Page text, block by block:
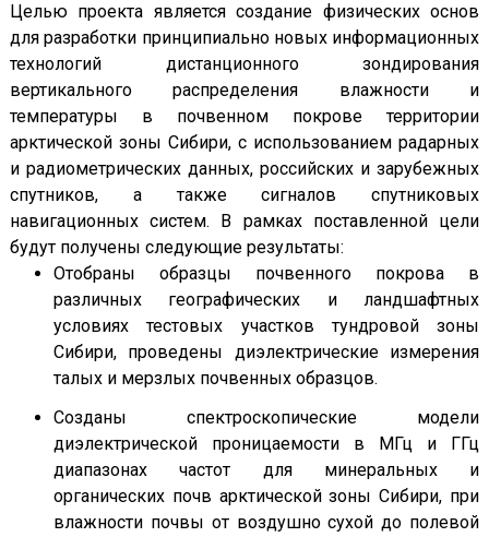
Целью проекта является создание физических основ
для разработки принципиально новых информационных
технологий дистанционного зондирования
вертикального распределения влажности и
температуры в почвенном покрове территории
арктической зоны Сибири, с использованием радарных
и радиометрических данных, российских и зарубежных
спутников, а также сигналов спутниковых
навигационных систем. В рамках поставленной цели
будут получены следующие результаты:
Отобраны образцы почвенного покрова в
различных географических и ландшафтных
условиях тестовых участков тундровой зоны
Сибири, проведены диэлектрические измерения
талых и мерзлых почвенных образцов.
Созданы спектроскопические модели
диэлектрической проницаемости в МГц и ГГц
диапазонах частот для минеральных и
органических почв арктической зоны Сибири, при
влажности почвы от воздушно сухой до полевой